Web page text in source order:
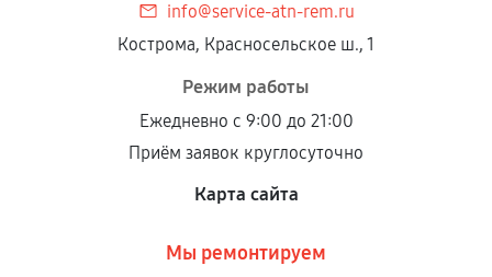
info@service-atn-rem.ru
Кострома, Красносельское ш., 1
Режим работы
Ежедневно с 9:00 до 21:00
Приём заявок круглосуточно
Карта сайта
Мы ремонтируем